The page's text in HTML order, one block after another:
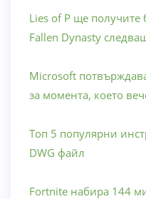
Lies of P ще получите
Fallen Dynasty
Microsoft
за момента, което
Топ 5 популярни
DWG файл
Fortnite набира 144